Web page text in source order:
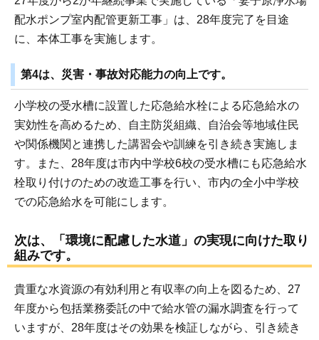
配水ポンプ室内配管更新工事」は、28年度完了を目途
に、本体工事を実施します。
第4は、災害・事故対応能力の向上です。
小学校の受水槽に設置した応急給水栓による応急給水の
実効性を高めるため、自主防災組織、自治会等地域住民
や関係機関と連携した講習会や訓練を引き続き実施しま
す。また、28年度は市内中学校6校の受水槽にも応急給水
栓取り付けのための改造工事を行い、市内の全小中学校
での応急給水を可能にします。
次は、「環境に配慮した水道」の実現に向けた取り
組みです。
貴重な水資源の有効利用と有収率の向上を図るため、27
年度から包括業務委託の中で給水管の漏水調査を行って
いますが、28年度はその効果を検証しながら、引き続き